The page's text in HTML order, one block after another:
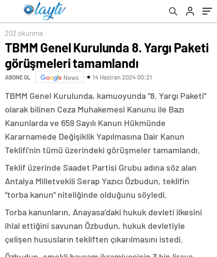
202 okunma
TBMM Genel Kurulunda 8. Yargı Paketi
görüşmeleri tamamlandı
ABONE OL News 14 Haziran 2024 00:21
TBMM Genel Kurulunda, kamuoyunda “8. Yargı Paketi”
olarak bilinen Ceza Muhakemesi Kanunu ile Bazı
Kanunlarda ve 659 Sayılı Kanun Hükmünde
Kararnamede Değişiklik Yapılmasına Dair Kanun
Teklifi’nin tümü üzerindeki görüşmeler tamamlandı.
Teklif üzerinde Saadet Partisi Grubu adına söz alan
Antalya Milletvekili Serap Yazıcı Özbudun, teklifin
“torba kanun” niteliğinde olduğunu söyledi.
Torba kanunların, Anayasa’daki hukuk devleti ilkesini
ihlal ettiğini savunan Özbudun, hukuk devletiyle
çelişen hususların tekliften çıkarılmasını istedi.